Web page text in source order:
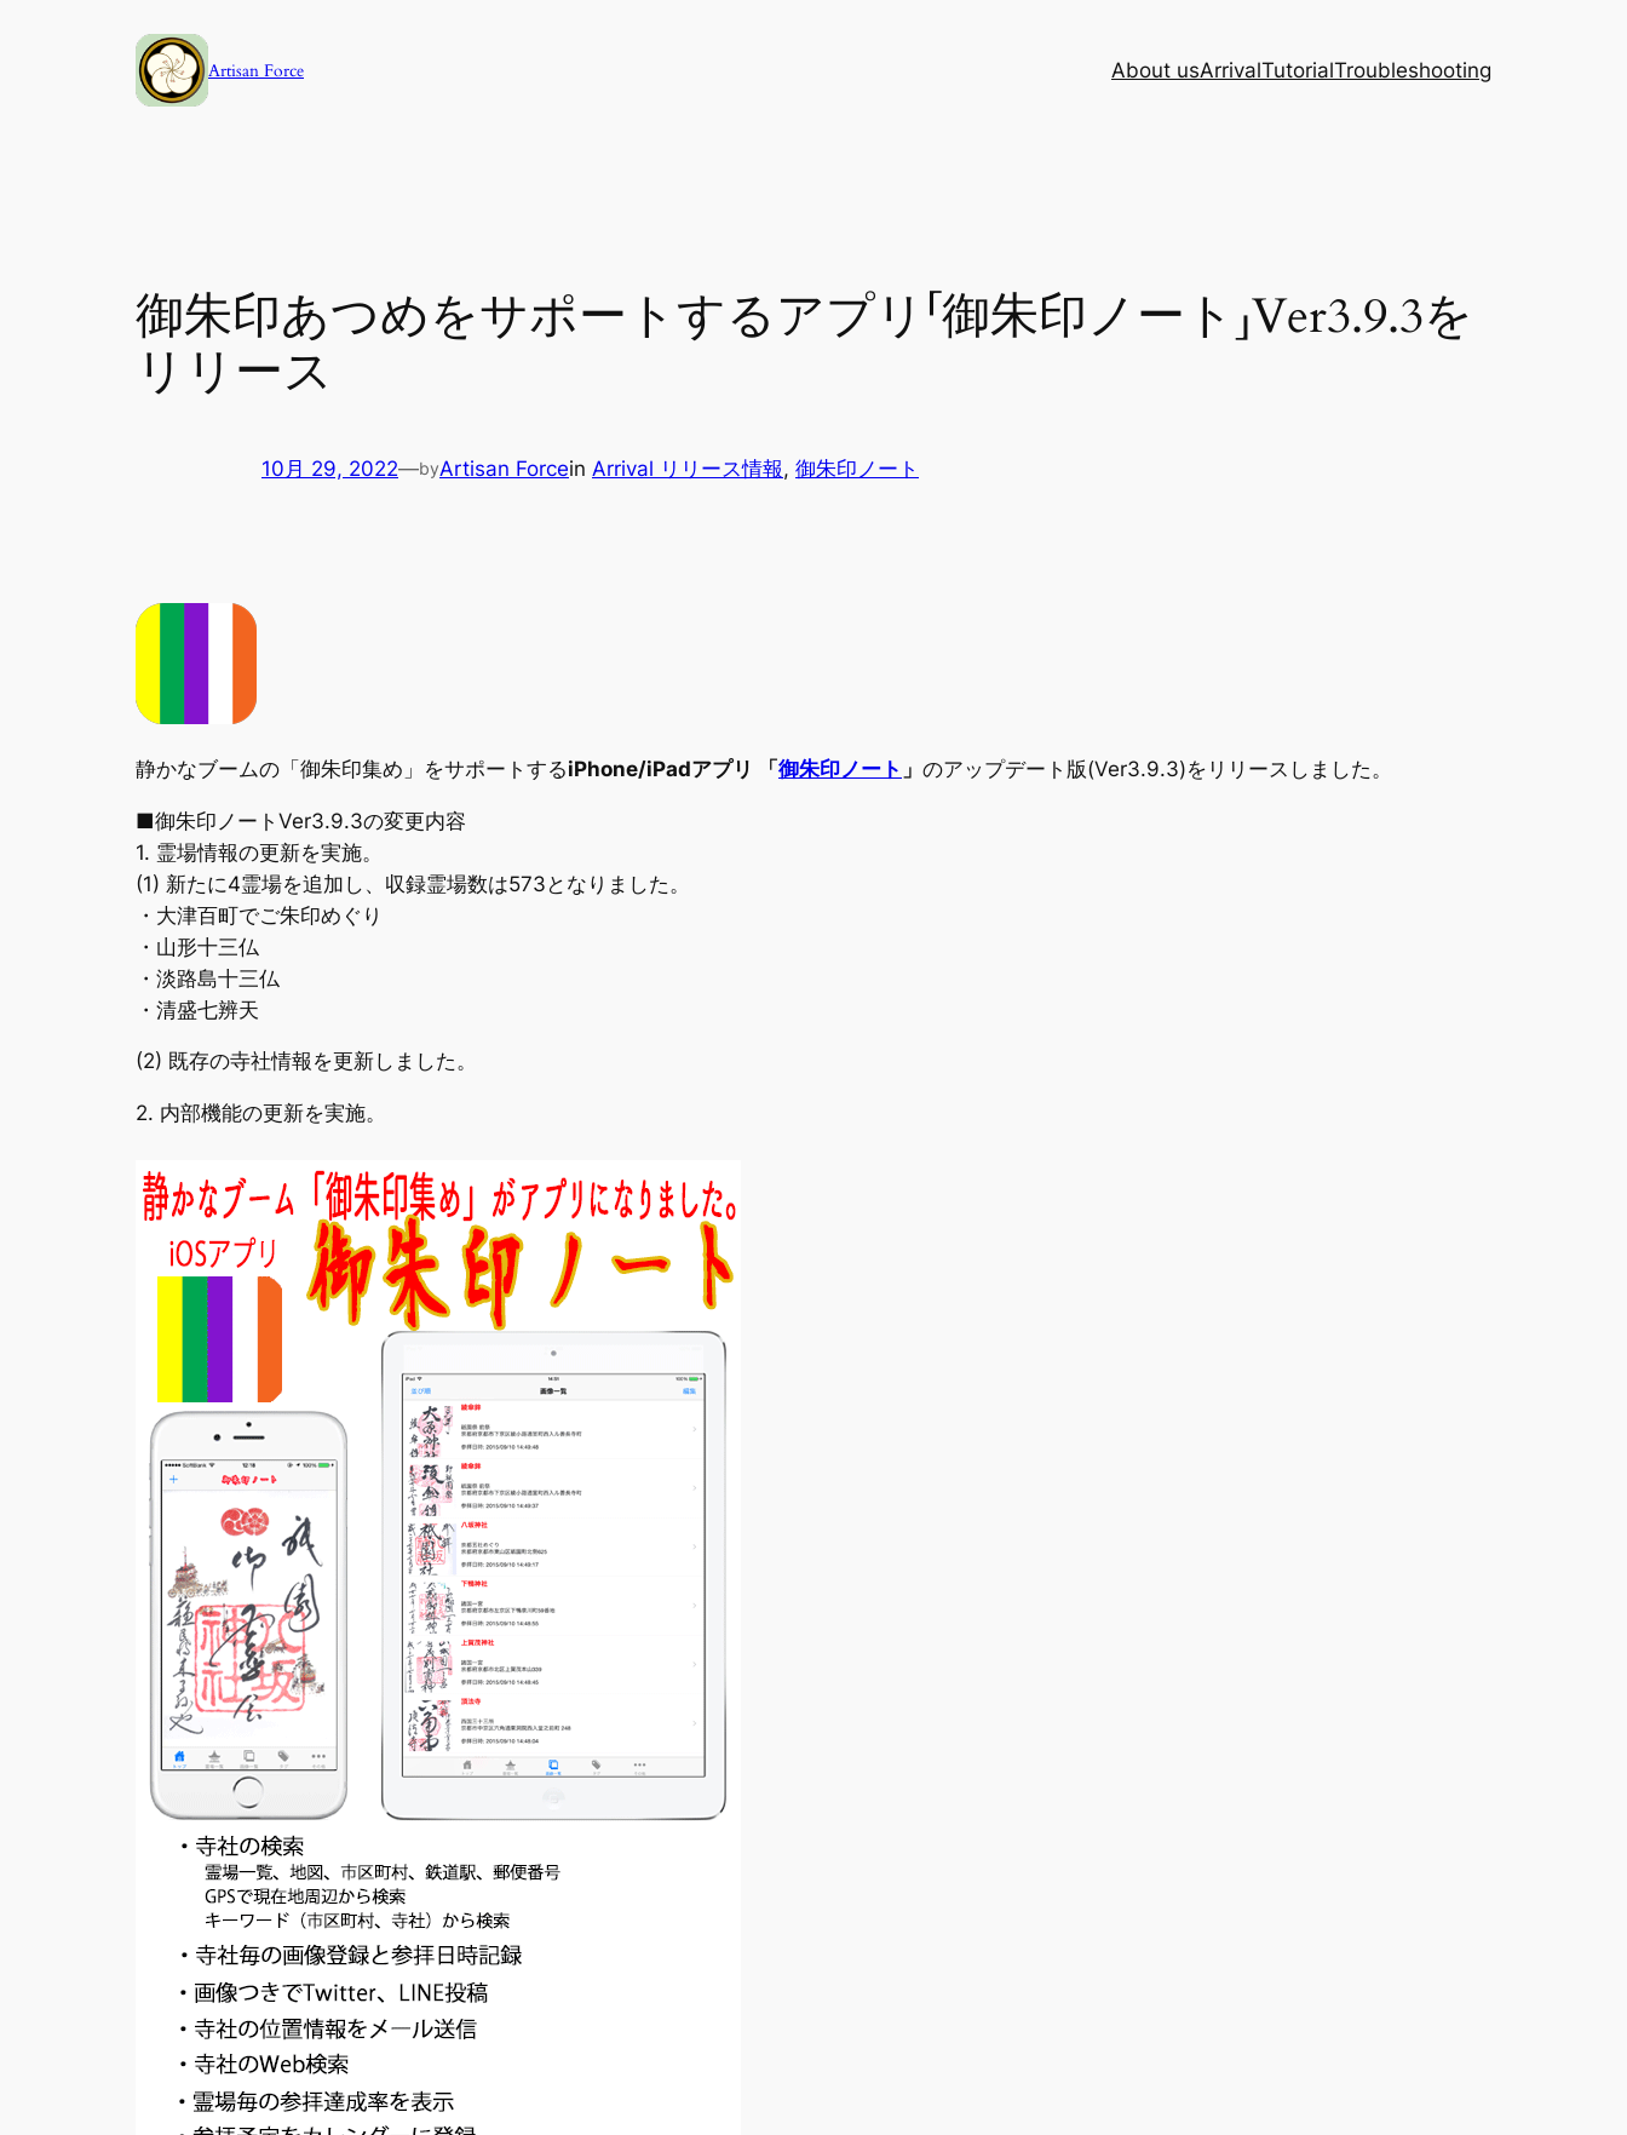
Artisan Force About usArrivalTutorialTroubleshooting
御朱印あつめをサポートするアプリ「御朱印ノート」Ver3.9.3を
リリース
10月 29, 2022—byArtisan Forcein Arrival リリース情報, 御朱印ノート
静かなブームの「御朱印集め」をサポートするiPhone/iPadアプリ 「御朱印ノート 」 のアップデート版(Ver3.9.3)をリリースしました。
■御朱印ノートVer3.9.3の変更内容
1. 霊場情報の更新を実施。
(1) 新たに4霊場を追加し、収録霊場数は573となりました。
・大津百町でご朱印めぐり
・山形十三仏
・淡路島十三仏
・清盛七辨天
(2) 既存の寺社情報を更新しました。
2. 内部機能の更新を実施。